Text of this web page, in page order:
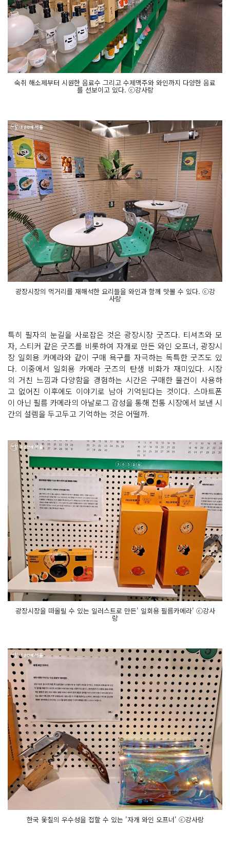
숙취 해소제부터 시원한 음료수 그리고 수제맥주와 와인까지 다양한 음료
를 선보이고 있다. ⓒ강사랑
광장시장의 먹거리를 재해석한 요리들을 와인과 함께 맛볼 수 있다. ⓒ강
사랑
특히 필자의 눈길을 사로잡은 것은 광장시장 굿즈다. 티셔츠와 모
자, 스티커 같은 굿즈를 비롯하여 자개로 만든 와인 오프너, 광장시
장 일회용 카메라와 같이 구매 욕구를 자극하는 독특한 굿즈도 있
다. 이중에서 일회용 카메라 굿즈의 탄생 비화가 재미있다. 시장
의 거친 느낌과 다양함을 경험하는 시간은 구매한 물건이 사용하
고 없어진 이후에도 이야기로 남아 기억된다는 것이다. 스마트폰
이 아닌 필름 카메라의 아날로그 감성을 통해 전통 시장에서 보낸 시
간의 설렘을 두고두고 기억하는 것은 어떨까.
광장시장을 떠올릴 수 있는 일러스트로 만든' 일회용 필름카메라' ⓒ강사
랑
한국 옻칠의 우수성을 접할 수 있는 '자개 와인 오프너' ⓒ강사랑